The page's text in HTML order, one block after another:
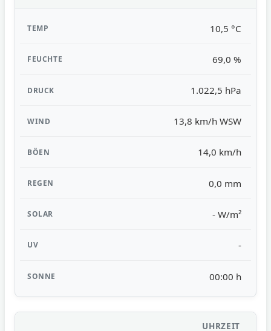
10,5 °C
69,0 %
1.022,5 hPa
13,8 km/h WSW
14,0 km/h
0,0 mm
- W/m²
-
00:00 h